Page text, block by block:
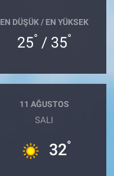
EN DÜŞÜK / EN YÜKSEK
25° / 35°
11 AĞUSTOS
SALI
32°